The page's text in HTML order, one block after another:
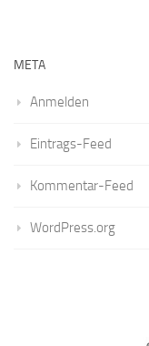
META
Anmelden
Eintrags-Feed
Kommentar-Feed
WordPress.org